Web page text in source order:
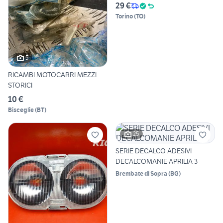
5
RICAMBI MOTOCARRI MEZZI
STORICI
10 €
Bisceglie(BT)
29 €
Torino(TO)
25
SERIE DECALCO ADESIVI
DECALCOMANIE APRILIA 3
Brembate di Sopra (BG)